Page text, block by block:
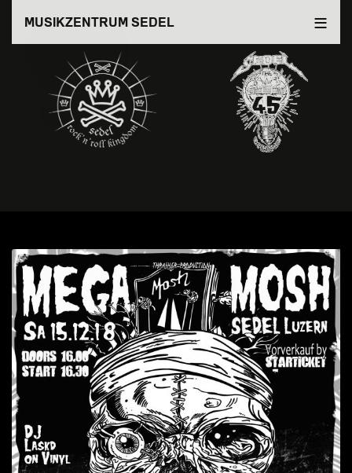
Inhalt
MUSIKZENTRUM SEDEL